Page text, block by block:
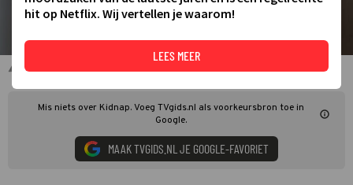
Halle Berry in Kidnap
Mis niets over Kidnap. Voeg TVgids.nl als voorkeursbron toe in
Google.
MAAK TVGIDS.NL JE GOOGLE-FAVORIET
hit op Netflix. Wij vertellen je waarom!
LEES MEER